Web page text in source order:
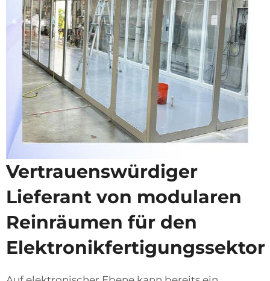
Vertrauenswürdiger
Lieferant von modularen
Reinräumen für den
Elektronikfertigungssektor